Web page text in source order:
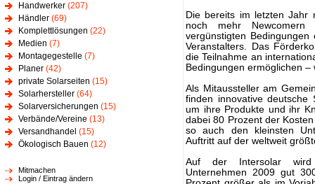
Handwerker (207)
Händler (69)
Komplettlösungen (22)
Medien (7)
Montagegestelle (7)
Planer (42)
private Solarseiten (15)
Solarhersteller (64)
Solarversicherungen (15)
Verbände/Vereine (13)
Versandhandel (15)
Ökologisch Bauen (12)
Mitmachen
Login / Eintrag ändern
Die bereits im letzten Jahr
noch mehr
vergünstigten
Veranstalters. Das
die Teilnahme an
Bedingungen ermöglichen
Als Mitaussteller am
finden innovative deutsche
um ihre Produkte und ihr
dabei 80 Prozent der
so auch den kleinsten
Auftritt auf der weltweit
Auf der Intersolar wird
Unternehmen 2009 gut